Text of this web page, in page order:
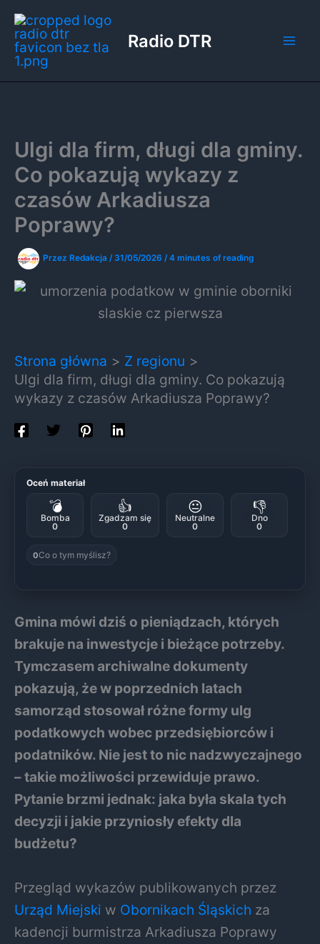
Przejdź
do
treści
Radio DTR
Ulgi dla firm, długi dla gminy.
Co pokazują wykazy z
czasów Arkadiusza
Poprawy?
Przez Redakcja / 31/05/2026 /4 minutes of reading
Strona główna
Z regionu
Ulgi dla firm, długi dla gminy. Co pokazują
wykazy z czasów Arkadiusza Poprawy?
Oceń materiał
💣
Bomba
0
👍
Zgadzam się
0
😐
Neutralne
0
👎
Dno
0
0Co o tym myślisz?
Gmina mówi dziś o pieniądzach, których
brakuje na inwestycje i bieżące potrzeby.
Tymczasem archiwalne dokumenty
pokazują, że w poprzednich latach
samorząd stosował różne formy ulg
podatkowych wobec przedsiębiorców i
podatników. Nie jest to nic nadzwyczajnego
– takie możliwości przewiduje prawo.
Pytanie brzmi jednak: jaka była skala tych
decyzji i jakie przyniosły efekty dla
budżetu?
Przegląd wykazów publikowanych przez
Urząd Miejski w Obornikach Śląskich za
kadencji burmistrza Arkadiusza Poprawy